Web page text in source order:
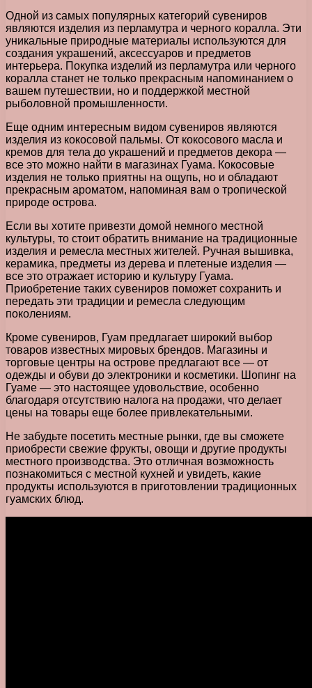
Одной из самых популярных категорий сувениров
являются изделия из перламутра и черного коралла. Эти
уникальные природные материалы используются для
создания украшений, аксессуаров и предметов
интерьера. Покупка изделий из перламутра или черного
коралла станет не только прекрасным напоминанием о
вашем путешествии, но и поддержкой местной
рыболовной промышленности.
Еще одним интересным видом сувениров являются
изделия из кокосовой пальмы. От кокосового масла и
кремов для тела до украшений и предметов декора —
все это можно найти в магазинах Гуама. Кокосовые
изделия не только приятны на ощупь, но и обладают
прекрасным ароматом, напоминая вам о тропической
природе острова.
Если вы хотите привезти домой немного местной
культуры, то стоит обратить внимание на традиционные
изделия и ремесла местных жителей. Ручная вышивка,
керамика, предметы из дерева и плетеные изделия —
все это отражает историю и культуру Гуама.
Приобретение таких сувениров поможет сохранить и
передать эти традиции и ремесла следующим
поколениям.
Кроме сувениров, Гуам предлагает широкий выбор
товаров известных мировых брендов. Магазины и
торговые центры на острове предлагают все — от
одежды и обуви до электроники и косметики. Шопинг на
Гуаме — это настоящее удовольствие, особенно
благодаря отсутствию налога на продажи, что делает
цены на товары еще более привлекательными.
Не забудьте посетить местные рынки, где вы сможете
приобрести свежие фрукты, овощи и другие продукты
местного производства. Это отличная возможность
познакомиться с местной кухней и увидеть, какие
продукты используются в приготовлении традиционных
гуамских блюд.